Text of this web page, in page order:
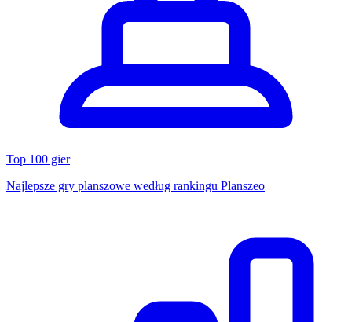
Top 100 gier
Najlepsze gry planszowe według rankingu Planszeo